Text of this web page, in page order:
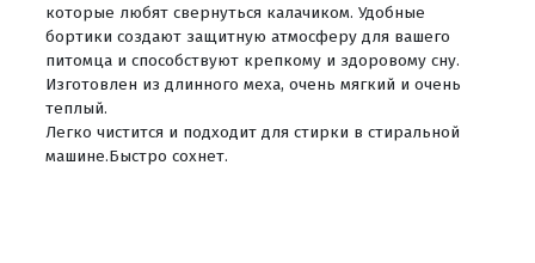
которые любят свернуться калачиком. Удобные
бортики создают защитную атмосферу для вашего
питомца и способствуют крепкому и здоровому сну.
Изготовлен из длинного меха, очень мягкий и очень
теплый.
Легко чистится и подходит для стирки в стиральной
машине.Быстро сохнет.